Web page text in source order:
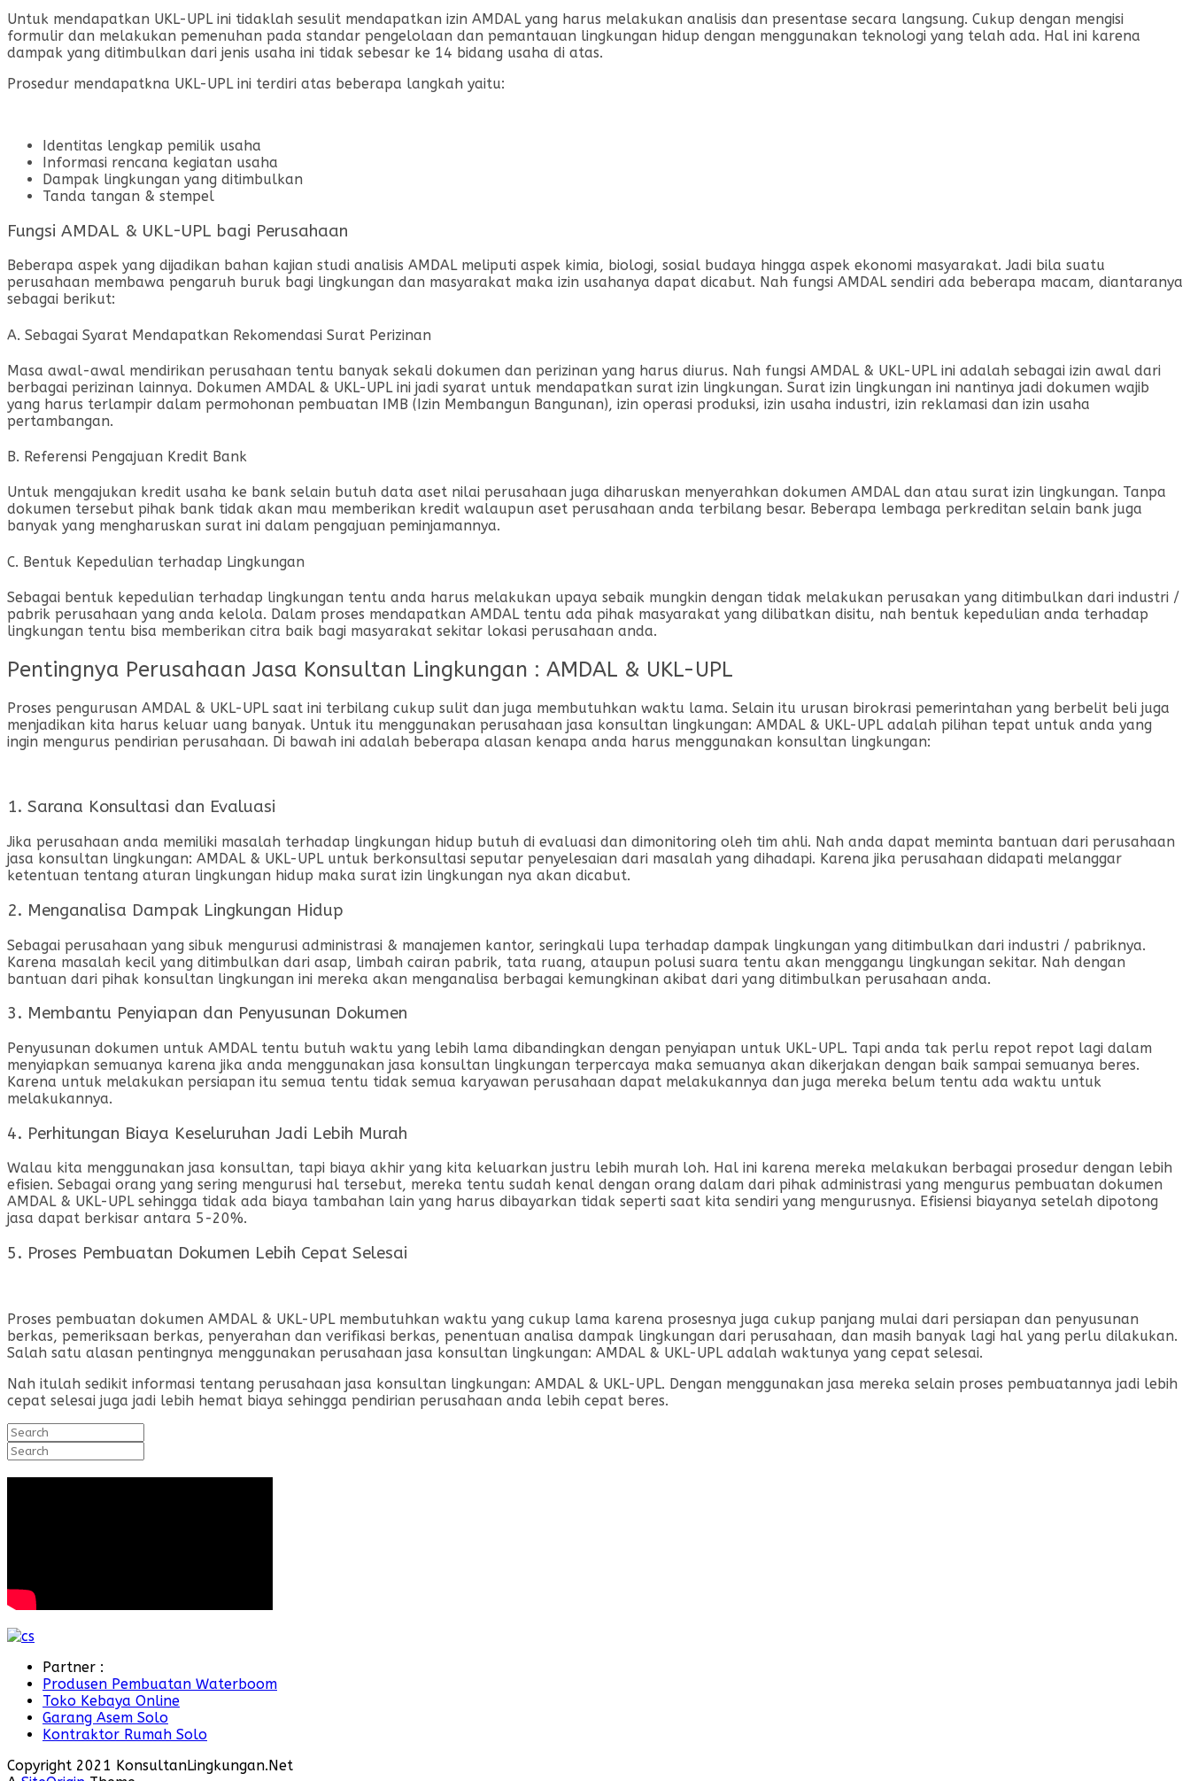
Untuk mendapatkan UKL-UPL ini tidaklah sesulit mendapatkan izin AMDAL yang harus melakukan analisis dan presentase secara langsung. Cukup dengan mengisi
formulir dan melakukan pemenuhan pada standar pengelolaan dan pemantauan lingkungan hidup dengan menggunakan teknologi yang telah ada. Hal ini karena
dampak yang ditimbulkan dari jenis usaha ini tidak sebesar ke 14 bidang usaha di atas.
Prosedur mendapatkna UKL-UPL ini terdiri atas beberapa langkah yaitu:
Identitas lengkap pemilik usaha
Informasi rencana kegiatan usaha
Dampak lingkungan yang ditimbulkan
Tanda tangan & stempel
Fungsi AMDAL & UKL-UPL bagi Perusahaan
Beberapa aspek yang dijadikan bahan kajian studi analisis AMDAL meliputi aspek kimia, biologi, sosial budaya hingga aspek ekonomi masyarakat. Jadi bila suatu
perusahaan membawa pengaruh buruk bagi lingkungan dan masyarakat maka izin usahanya dapat dicabut. Nah fungsi AMDAL sendiri ada beberapa macam, diantaranya
sebagai berikut:
A. Sebagai Syarat Mendapatkan Rekomendasi Surat Perizinan
Masa awal-awal mendirikan perusahaan tentu banyak sekali dokumen dan perizinan yang harus diurus. Nah fungsi AMDAL & UKL-UPL ini adalah sebagai izin awal dari
berbagai perizinan lainnya. Dokumen AMDAL & UKL-UPL ini jadi syarat untuk mendapatkan surat izin lingkungan. Surat izin lingkungan ini nantinya jadi dokumen wajib
yang harus terlampir dalam permohonan pembuatan IMB (Izin Membangun Bangunan), izin operasi produksi, izin usaha industri, izin reklamasi dan izin usaha
pertambangan.
B. Referensi Pengajuan Kredit Bank
Untuk mengajukan kredit usaha ke bank selain butuh data aset nilai perusahaan juga diharuskan menyerahkan dokumen AMDAL dan atau surat izin lingkungan. Tanpa
dokumen tersebut pihak bank tidak akan mau memberikan kredit walaupun aset perusahaan anda terbilang besar. Beberapa lembaga perkreditan selain bank juga
banyak yang mengharuskan surat ini dalam pengajuan peminjamannya.
C. Bentuk Kepedulian terhadap Lingkungan
Sebagai bentuk kepedulian terhadap lingkungan tentu anda harus melakukan upaya sebaik mungkin dengan tidak melakukan perusakan yang ditimbulkan dari industri /
pabrik perusahaan yang anda kelola. Dalam proses mendapatkan AMDAL tentu ada pihak masyarakat yang dilibatkan disitu, nah bentuk kepedulian anda terhadap
lingkungan tentu bisa memberikan citra baik bagi masyarakat sekitar lokasi perusahaan anda.
Pentingnya Perusahaan Jasa Konsultan Lingkungan : AMDAL & UKL-UPL
Proses pengurusan AMDAL & UKL-UPL saat ini terbilang cukup sulit dan juga membutuhkan waktu lama. Selain itu urusan birokrasi pemerintahan yang berbelit beli juga
menjadikan kita harus keluar uang banyak. Untuk itu menggunakan perusahaan jasa konsultan lingkungan: AMDAL & UKL-UPL adalah pilihan tepat untuk anda yang
ingin mengurus pendirian perusahaan. Di bawah ini adalah beberapa alasan kenapa anda harus menggunakan konsultan lingkungan:
1. Sarana Konsultasi dan Evaluasi
Jika perusahaan anda memiliki masalah terhadap lingkungan hidup butuh di evaluasi dan dimonitoring oleh tim ahli. Nah anda dapat meminta bantuan dari perusahaan
jasa konsultan lingkungan: AMDAL & UKL-UPL untuk berkonsultasi seputar penyelesaian dari masalah yang dihadapi. Karena jika perusahaan didapati melanggar
ketentuan tentang aturan lingkungan hidup maka surat izin lingkungan nya akan dicabut.
2. Menganalisa Dampak Lingkungan Hidup
Sebagai perusahaan yang sibuk mengurusi administrasi & manajemen kantor, seringkali lupa terhadap dampak lingkungan yang ditimbulkan dari industri / pabriknya.
Karena masalah kecil yang ditimbulkan dari asap, limbah cairan pabrik, tata ruang, ataupun polusi suara tentu akan menggangu lingkungan sekitar. Nah dengan
bantuan dari pihak konsultan lingkungan ini mereka akan menganalisa berbagai kemungkinan akibat dari yang ditimbulkan perusahaan anda.
3. Membantu Penyiapan dan Penyusunan Dokumen
Penyusunan dokumen untuk AMDAL tentu butuh waktu yang lebih lama dibandingkan dengan penyiapan untuk UKL-UPL. Tapi anda tak perlu repot repot lagi dalam
menyiapkan semuanya karena jika anda menggunakan jasa konsultan lingkungan terpercaya maka semuanya akan dikerjakan dengan baik sampai semuanya beres.
Karena untuk melakukan persiapan itu semua tentu tidak semua karyawan perusahaan dapat melakukannya dan juga mereka belum tentu ada waktu untuk
melakukannya.
4. Perhitungan Biaya Keseluruhan Jadi Lebih Murah
Walau kita menggunakan jasa konsultan, tapi biaya akhir yang kita keluarkan justru lebih murah loh. Hal ini karena mereka melakukan berbagai prosedur dengan lebih
efisien. Sebagai orang yang sering mengurusi hal tersebut, mereka tentu sudah kenal dengan orang dalam dari pihak administrasi yang mengurus pembuatan dokumen
AMDAL & UKL-UPL sehingga tidak ada biaya tambahan lain yang harus dibayarkan tidak seperti saat kita sendiri yang mengurusnya. Efisiensi biayanya setelah dipotong
jasa dapat berkisar antara 5-20%.
5. Proses Pembuatan Dokumen Lebih Cepat Selesai
Proses pembuatan dokumen AMDAL & UKL-UPL membutuhkan waktu yang cukup lama karena prosesnya juga cukup panjang mulai dari persiapan dan penyusunan
berkas, pemeriksaan berkas, penyerahan dan verifikasi berkas, penentuan analisa dampak lingkungan dari perusahaan, dan masih banyak lagi hal yang perlu dilakukan.
Salah satu alasan pentingnya menggunakan perusahaan jasa konsultan lingkungan: AMDAL & UKL-UPL adalah waktunya yang cepat selesai.
Nah itulah sedikit informasi tentang perusahaan jasa konsultan lingkungan: AMDAL & UKL-UPL. Dengan menggunakan jasa mereka selain proses pembuatannya jadi lebih
cepat selesai juga jadi lebih hemat biaya sehingga pendirian perusahaan anda lebih cepat beres.
Search
for:
Search
for:
Partner :
Produsen Pembuatan Waterboom
Toko Kebaya Online
Garang Asem Solo
Kontraktor Rumah Solo
Copyright 2021 KonsultanLingkungan.Net